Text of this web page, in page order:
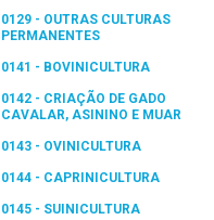
0129 - OUTRAS CULTURAS
PERMANENTES
0141 - BOVINICULTURA
0142 - CRIAÇÃO DE GADO
CAVALAR, ASININO E MUAR
0143 - OVINICULTURA
0144 - CAPRINICULTURA
0145 - SUINICULTURA